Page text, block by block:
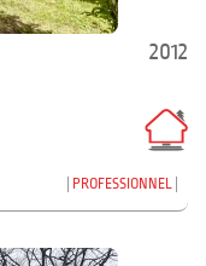
2012
PROFESSIONNEL